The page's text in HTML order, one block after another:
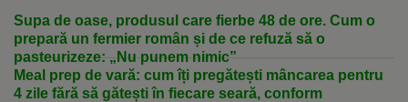
Supa de oase, produsul care fierbe 48 de ore. Cum o
prepară un fermier român și de ce refuză să o
pasteurizeze: „Nu punem nimic”
Meal prep de vară: cum îți pregătești mâncarea pentru
4 zile fără să gătești în fiecare seară, conform